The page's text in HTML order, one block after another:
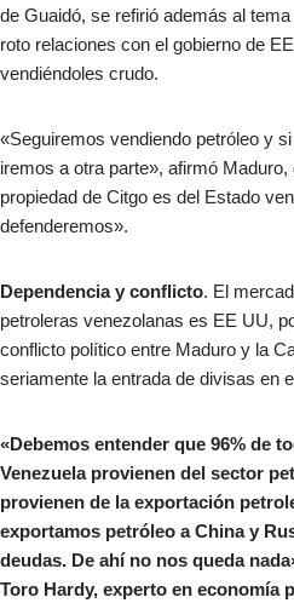
de Guaidó, se refirió además al
roto relaciones con el gobierno de
vendiéndoles crudo.
«Seguiremos vendiendo petróleo y
iremos a otra parte», afirmó
propiedad de Citgo es del Estado
defenderemos».
Dependencia y conflicto. El
petroleras venezolanas es EE UU,
conflicto político entre Maduro y la
seriamente la entrada de divisas en
«Debemos entender que 96% de
Venezuela provienen del sector
provienen de la exportación
exportamos petróleo a China y
deudas. De ahí no nos queda
Toro Hardy, experto en economía